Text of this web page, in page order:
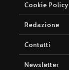
Cookie Policy
Redazione
Contatti
Newsletter